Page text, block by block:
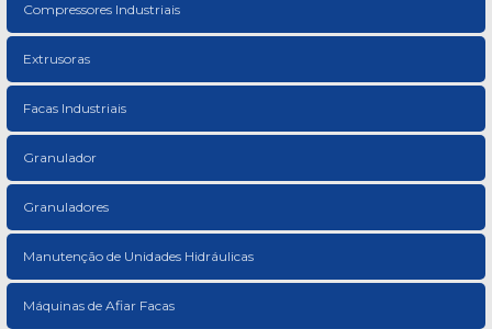
Compressores Industriais
Extrusoras
Facas Industriais
Granulador
Granuladores
Manutenção de Unidades Hidráulicas
Máquinas de Afiar Facas